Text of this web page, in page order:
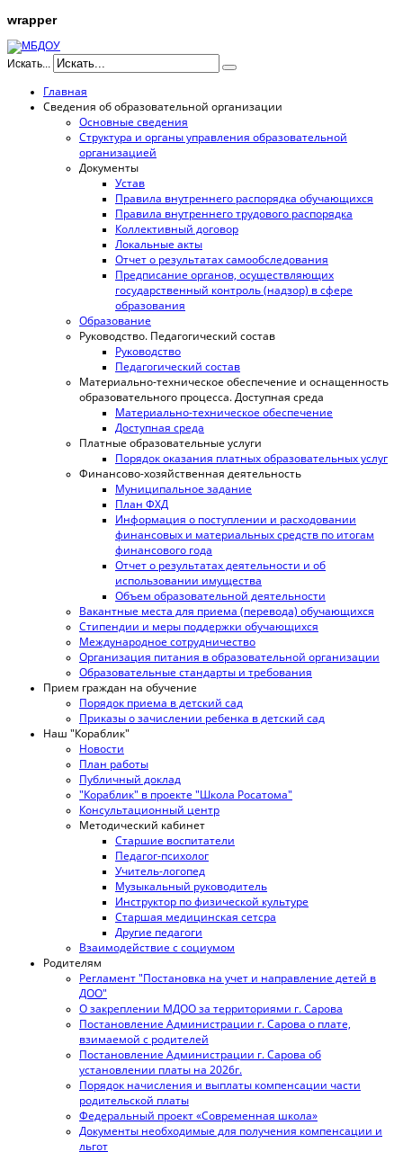
wrapper
Искать...
Главная
Сведения об образовательной организации
Основные сведения
Структура и органы управления образовательной
организацией
Документы
Устав
Правила внутреннего распорядка обучающихся
Правила внутреннего трудового распорядка
Коллективный договор
Локальные акты
Отчет о результатах самообследования
Предписание органов, осуществляющих
государственный контроль (надзор) в сфере
образования
Образование
Руководство. Педагогический состав
Руководство
Педагогический состав
Материально-техническое обеспечение и оснащенность
образовательного процесса. Доступная среда
Материально-техническое обеспечение
Доступная среда
Платные образовательные услуги
Порядок оказания платных образовательных услуг
Финансово-хозяйственная деятельность
Муниципальное задание
План ФХД
Информация о поступлении и расходовании
финансовых и материальных средств по итогам
финансового года
Отчет о результатах деятельности и об
использовании имущества
Объем образовательной деятельности
Вакантные места для приема (перевода) обучающихся
Стипендии и меры поддержки обучающихся
Международное сотрудничество
Организация питания в образовательной организации
Образовательные стандарты и требования
Прием граждан на обучение
Порядок приема в детский сад
Приказы о зачислении ребенка в детский сад
Наш "Кораблик"
Новости
План работы
Публичный доклад
"Кораблик" в проекте "Школа Росатома"
Консультационный центр
Методический кабинет
Старшие воспитатели
Педагог-психолог
Учитель-логопед
Музыкальный руководитель
Инструктор по физической культуре
Старшая медицинская сетсра
Другие педагоги
Взаимодействие с социумом
Родителям
Регламент "Постановка на учет и направление детей в
ДОО"
О закреплении МДОО за территориями г. Сарова
Постановление Администрации г. Сарова о плате,
взимаемой с родителей
Постановление Администрации г. Сарова об
установлении платы на 2026г.
Порядок начисления и выплаты компенсации части
родительской платы
Федеральный проект «Современная школа»
Документы необходимые для получения компенсации и
льгот